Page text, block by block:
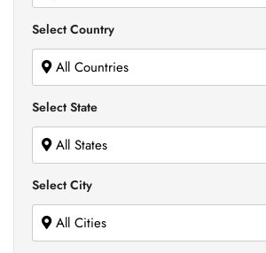
Select Country
All Countries
Select State
All States
Select City
All Cities